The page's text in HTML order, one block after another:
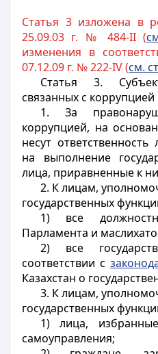
Статья 3 изложена в
25.09.03 г. № 484-II (
изменения в
07.12.09 г. № 222-IV (см.
Статья 3.
связанных с коррупцией
1. За
коррупцией, на
несут
на выполнение
лица, приравненные к
2. К лицам,
государственных
1) все
Парламента и
2) все
соответствии с
Казахстан о
3. К лицам,
государственных
1) лица,
самоуправления;